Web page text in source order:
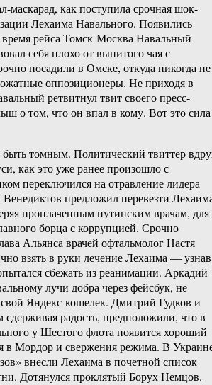
маскарад, как поступила срочная шок-
Лехаима Навального. Появились
рейса Томск-Москва Навальный
себя плохо от выпитого чая с
посадили в Омске, откуда никогда не
оппозиционеры. Не приходя в
ретвитнул твит своего пресс-
о том, что он впал в кому. Вот это сила
быть томным. Политический твиттер
как это уже ранее произошло с
переключился на отравление лидера
предложил перевезти
проплаченным путинским врачам, для
борца с коррупцией. Срочно
Альянса врачей офтальмолог Настя
взять в руки лечение Лехаима — узнав
сбежать из реанимации. Аркадий
лучи добра через фейсбук, не
Яндекс-кошелек. Дмитрий Гудков и
радость, предположили, что в
у Шестого флота появится хороший
в Мордор и свержения режима. В
внесли Лехаима в почетной список
Дотянулся проклятый Борух Немцов.